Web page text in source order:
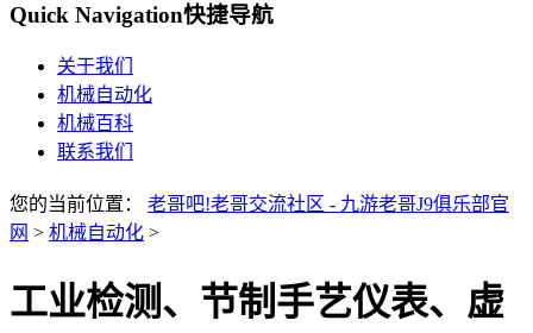
Quick Navigation快捷导航
关于我们
机械自动化
机械百科
联系我们
您的当前位置： 老哥吧!老哥交流社区 - 九游老哥J9俱乐部官
网 > 机械自动化 >
工业检测、节制手艺仪表、虚